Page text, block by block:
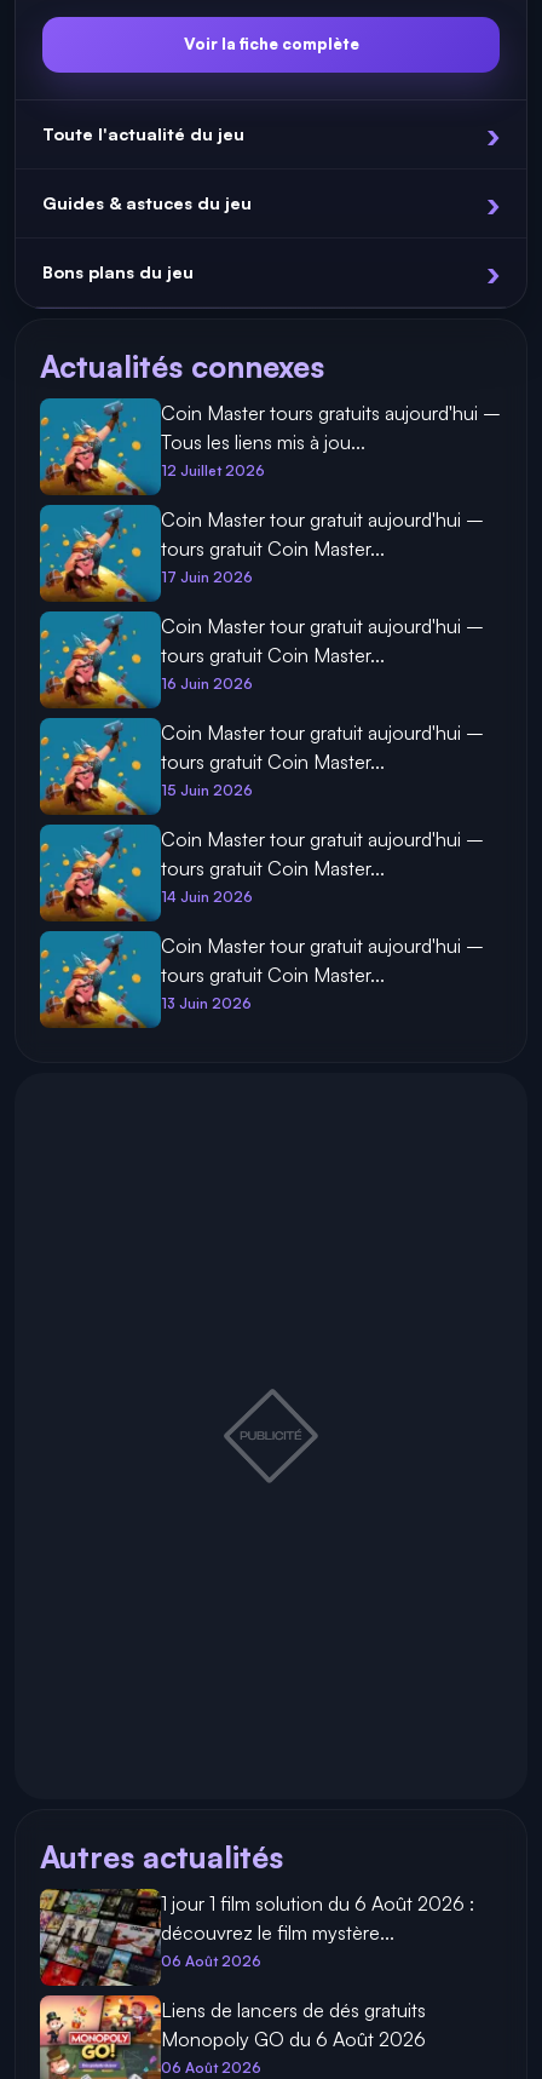
Voir la fiche complète
Toute l'actualité du jeu
Guides & astuces du jeu
Bons plans du jeu
Actualités connexes
Coin Master tours gratuits aujourd'hui –
Tous les liens mis à jou...
12 Juillet 2026
Coin Master tour gratuit aujourd'hui –
tours gratuit Coin Master...
17 Juin 2026
Coin Master tour gratuit aujourd'hui –
tours gratuit Coin Master...
16 Juin 2026
Coin Master tour gratuit aujourd'hui –
tours gratuit Coin Master...
15 Juin 2026
Coin Master tour gratuit aujourd'hui –
tours gratuit Coin Master...
14 Juin 2026
Coin Master tour gratuit aujourd'hui –
tours gratuit Coin Master...
13 Juin 2026
Autres actualités
1 jour 1 film solution du 6 Août 2026 :
découvrez le film mystère...
06 Août 2026
Liens de lancers de dés gratuits
Monopoly GO du 6 Août 2026
06 Août 2026